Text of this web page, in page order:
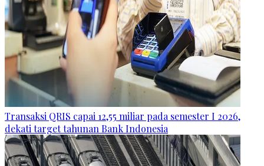
Transaksi QRIS capai 12,55 miliar pada semester I 2026,
dekati target tahunan Bank Indonesia